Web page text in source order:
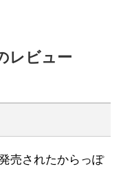
レビュー
売されたからっぽ